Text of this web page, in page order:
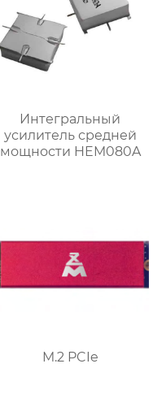
Интегральный
усилитель средней
мощности HEM080A
M.2 PCIe